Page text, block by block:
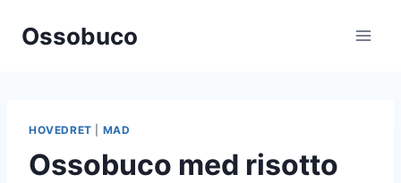
Ossobuco
HOVEDRET MAD
Ossobuco med risotto